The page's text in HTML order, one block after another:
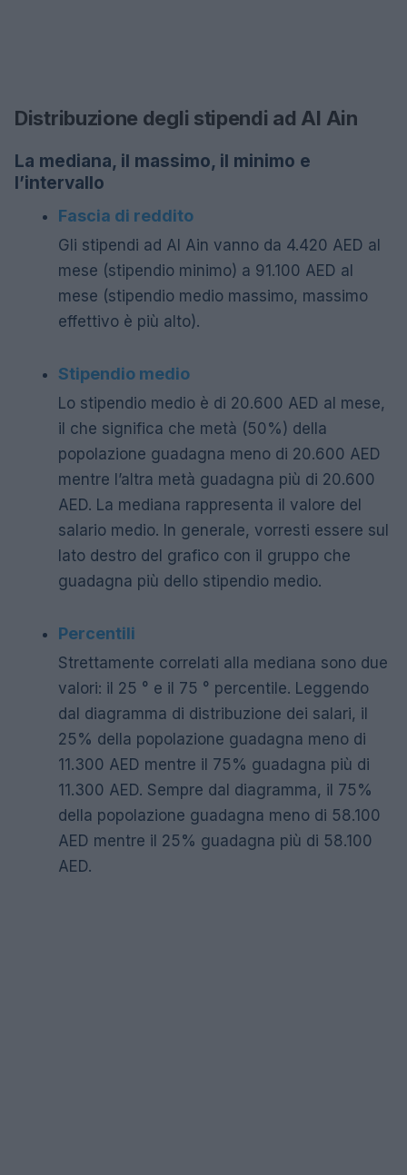
Distribuzione degli stipendi ad Al Ain
La mediana, il massimo, il minimo e
l’intervallo
Fascia di reddito
Gli stipendi ad Al Ain vanno da 4.420 AED al
mese (stipendio minimo) a 91.100 AED al
mese (stipendio medio massimo, massimo
effettivo è più alto).
Stipendio medio
Lo stipendio medio è di 20.600 AED al mese,
il che significa che metà (50%) della
popolazione guadagna meno di 20.600 AED
mentre l’altra metà guadagna più di 20.600
AED. La mediana rappresenta il valore del
salario medio. In generale, vorresti essere sul
lato destro del grafico con il gruppo che
guadagna più dello stipendio medio.
Percentili
Strettamente correlati alla mediana sono due
valori: il 25 ° e il 75 ° percentile. Leggendo
dal diagramma di distribuzione dei salari, il
25% della popolazione guadagna meno di
11.300 AED mentre il 75% guadagna più di
11.300 AED. Sempre dal diagramma, il 75%
della popolazione guadagna meno di 58.100
AED mentre il 25% guadagna più di 58.100
AED.